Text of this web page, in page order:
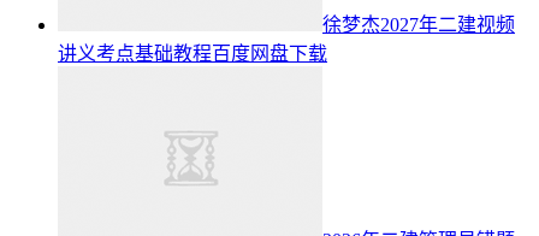
徐梦杰2027年二建视频
讲义考点基础教程百度网盘下载